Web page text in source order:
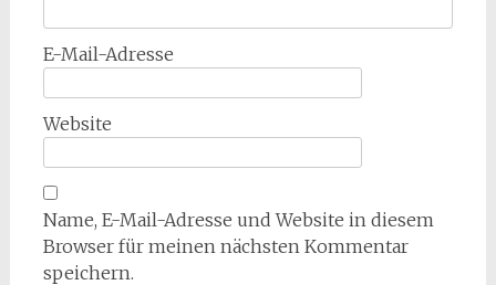
E-Mail-Adresse
Website
Name, E-Mail-Adresse und Website in diesem
Browser für meinen nächsten Kommentar
speichern.